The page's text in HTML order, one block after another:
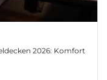
2026: Komfort